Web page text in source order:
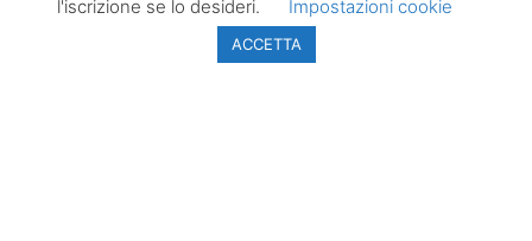
Pubblicità
Privacy Policy
l'iscrizione se lo desideri.
Impostazioni cookie
ACCETTA